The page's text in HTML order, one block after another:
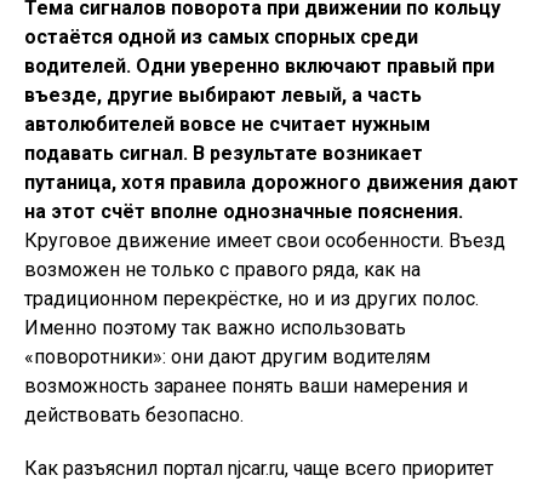
Тема сигналов поворота при движении по кольцу
остаётся одной из самых спорных среди
водителей. Одни уверенно включают правый при
въезде, другие выбирают левый, а часть
автолюбителей вовсе не считает нужным
подавать сигнал. В результате возникает
путаница, хотя правила дорожного движения дают
на этот счёт вполне однозначные пояснения.
Круговое движение имеет свои особенности. Въезд
возможен не только с правого ряда, как на
традиционном перекрёстке, но и из других полос.
Именно поэтому так важно использовать
«поворотники»: они дают другим водителям
возможность заранее понять ваши намерения и
действовать безопасно.
Как разъяснил портал njcar.ru, чаще всего приоритет